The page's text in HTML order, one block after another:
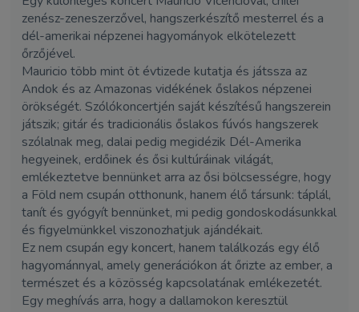
zenész-zeneszerzővel, hangszerkészítő mesterrel és a
dél-amerikai népzenei hagyományok elkötelezett
őrzőjével.
Mauricio több mint öt évtizede kutatja és játssza az
Andok és az Amazonas vidékének őslakos népzenei
örökségét. Szólókoncertjén saját készítésű hangszerein
játszik; gitár és tradicionális őslakos fúvós hangszerek
szólalnak meg, dalai pedig megidézik Dél-Amerika
hegyeinek, erdőinek és ősi kultúráinak világát,
emlékeztetve bennünket arra az ősi bölcsességre, hogy
a Föld nem csupán otthonunk, hanem élő társunk: táplál,
tanít és gyógyít bennünket, mi pedig gondoskodásunkkal
és figyelmünkkel viszonozhatjuk ajándékait.
Ez nem csupán egy koncert, hanem találkozás egy élő
hagyománnyal, amely generációkon át őrizte az ember, a
természet és a közösség kapcsolatának emlékezetét.
Egy meghívás arra, hogy a dallamokon keresztül